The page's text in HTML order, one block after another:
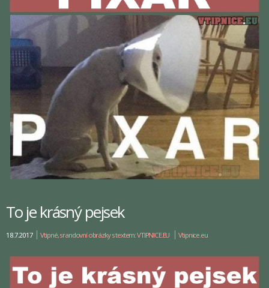
To je krásný pejsek
18.7.2017 Vtipné, srandovní obrázky s textem: VTIPNICE.EU Vtipnice.eu